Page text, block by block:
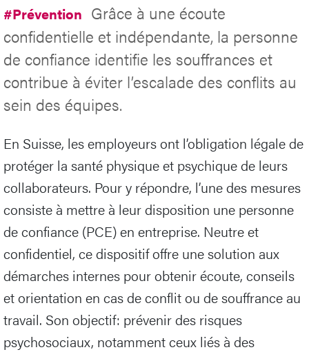
#Prévention Grâce à une écoute
confidentielle et indépendante, la personne
de confiance identifie les souffrances et
contribue à éviter l’escalade des conflits au
sein des équipes.
En Suisse, les employeurs ont l’obligation légale de
protéger la santé physique et psychique de leurs
collaborateurs. Pour y répondre, l’une des mesures
consiste à mettre à leur disposition une personne
de confiance (PCE) en entreprise. Neutre et
confidentiel, ce dispositif offre une solution aux
démarches internes pour obtenir écoute, conseils
et orientation en cas de conflit ou de souffrance au
travail. Son objectif: prévenir des risques
psychosociaux, notamment ceux liés à des